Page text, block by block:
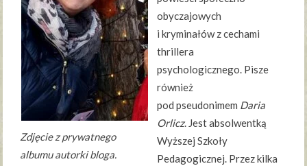
Zdjęcie z prywatnego
albumu autorki bloga.
obyczajowych
i kryminałów z cechami
thrillera
psychologicznego. Pisze
również
pod pseudonimem Daria
Orlicz. Jest absolwentką
Wyższej Szkoły
Pedagogicznej. Przez kilka